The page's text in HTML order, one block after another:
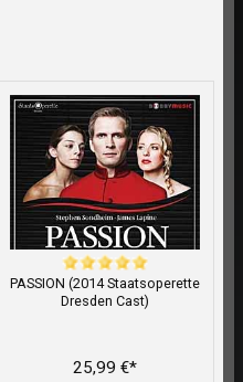
PASSION (2014 Staatsoperette
Dresden Cast)
25,99 €*